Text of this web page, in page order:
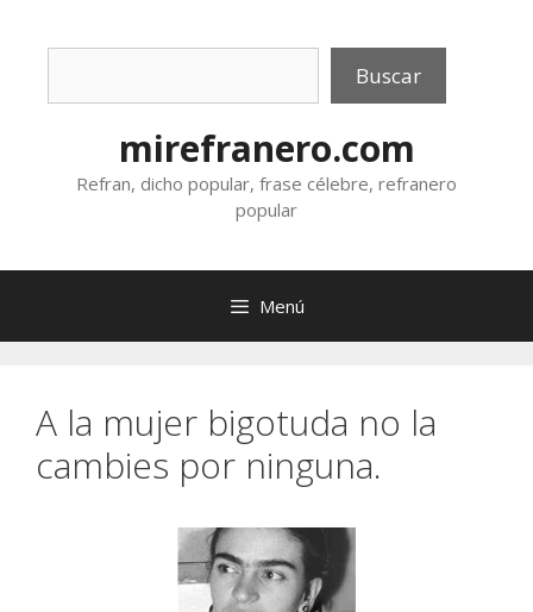
Buscar
mirefranero.com
Refran, dicho popular, frase célebre, refranero
popular
Menú
A la mujer bigotuda no la
cambies por ninguna.